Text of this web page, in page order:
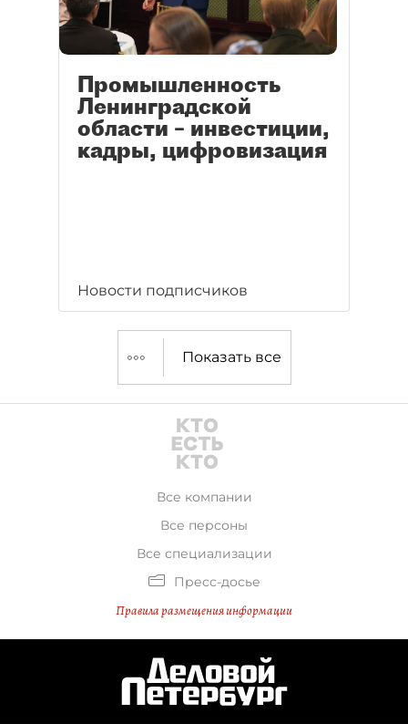
Промышленность
Ленинградской
области – инвестиции,
кадры, цифровизация
Новости подписчиков
Показать все
Все компании
Все персоны
Все специализации
Пресс-досье
Правила размещения информации